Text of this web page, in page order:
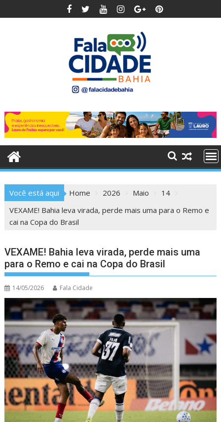
to
Você está aqui Home 2026 Maio
14
VEXAME! Bahia leva virada, perde mais uma para o Remo e
cai na Copa do Brasil
VEXAME! Bahia leva virada, perde mais uma
para o Remo e cai na Copa do Brasil
14/05/2026 Fala Cidade